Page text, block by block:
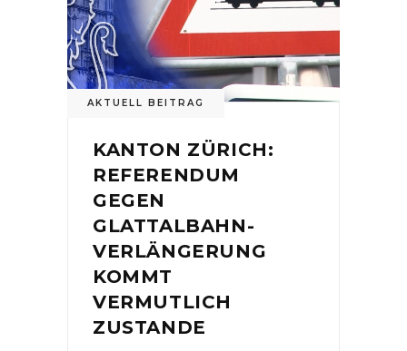
AKTUELL BEITRAG
KANTON ZÜRICH:
REFERENDUM
GEGEN
GLATTALBAHN-
VERLÄNGERUNG
KOMMT
VERMUTLICH
ZUSTANDE